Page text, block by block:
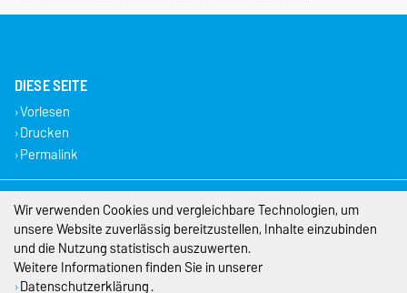
DIESE SEITE
Vorlesen
Drucken
Permalink
Impressum
Datenschutz
Barrierefreiheit
Wir verwenden Cookies und vergleichbare Technologien, um
unsere Website zuverlässig bereitzustellen, Inhalte einzubinden
und die Nutzung statistisch auszuwerten.
Weitere Informationen finden Sie in unserer
Datenschutzerklärung.